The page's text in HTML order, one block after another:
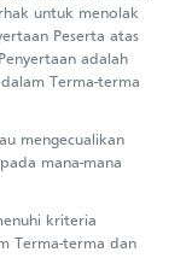
untuk menolak
Peserta atas
adalah
Terma-terma
mengecualikan
mana-mana
kriteria
Terma-terma dan